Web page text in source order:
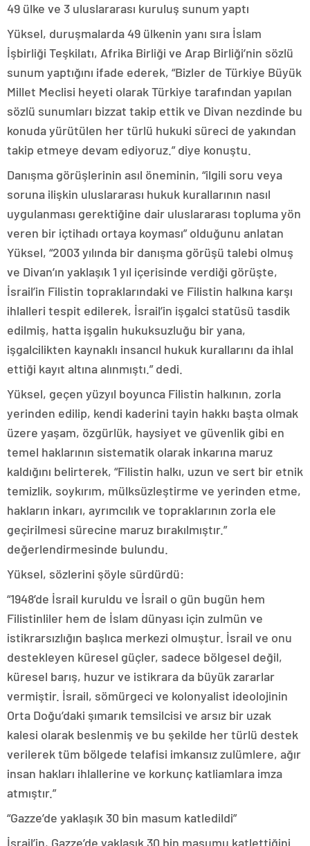
49 ülke ve 3 uluslararası kuruluş sunum yaptı
Yüksel, duruşmalarda 49 ülkenin yanı sıra İslam
İşbirliği Teşkilatı, Afrika Birliği ve Arap Birliği’nin sözlü
sunum yaptığını ifade ederek, “Bizler de Türkiye Büyük
Millet Meclisi heyeti olarak Türkiye tarafından yapılan
sözlü sunumları bizzat takip ettik ve Divan nezdinde bu
konuda yürütülen her türlü hukuki süreci de yakından
takip etmeye devam ediyoruz.” diye konuştu.
Danışma görüşlerinin asıl öneminin, “ilgili soru veya
soruna ilişkin uluslararası hukuk kurallarının nasıl
uygulanması gerektiğine dair uluslararası topluma yön
veren bir içtihadı ortaya koyması” olduğunu anlatan
Yüksel, “2003 yılında bir danışma görüşü talebi olmuş
ve Divan’ın yaklaşık 1 yıl içerisinde verdiği görüşte,
İsrail’in Filistin topraklarındaki ve Filistin halkına karşı
ihlalleri tespit edilerek, İsrail’in işgalci statüsü tasdik
edilmiş, hatta işgalin hukuksuzluğu bir yana,
işgalcilikten kaynaklı insancıl hukuk kurallarını da ihlal
ettiği kayıt altına alınmıştı.” dedi.
Yüksel, geçen yüzyıl boyunca Filistin halkının, zorla
yerinden edilip, kendi kaderini tayin hakkı başta olmak
üzere yaşam, özgürlük, haysiyet ve güvenlik gibi en
temel haklarının sistematik olarak inkarına maruz
kaldığını belirterek, “Filistin halkı, uzun ve sert bir etnik
temizlik, soykırım, mülksüzleştirme ve yerinden etme,
hakların inkarı, ayrımcılık ve topraklarının zorla ele
geçirilmesi sürecine maruz bırakılmıştır.”
değerlendirmesinde bulundu.
Yüksel, sözlerini şöyle sürdürdü:
“1948’de İsrail kuruldu ve İsrail o gün bugün hem
Filistinliler hem de İslam dünyası için zulmün ve
istikrarsızlığın başlıca merkezi olmuştur. İsrail ve onu
destekleyen küresel güçler, sadece bölgesel değil,
küresel barış, huzur ve istikrara da büyük zararlar
vermiştir. İsrail, sömürgeci ve kolonyalist ideolojinin
Orta Doğu’daki şımarık temsilcisi ve arsız bir uzak
kalesi olarak beslenmiş ve bu şekilde her türlü destek
verilerek tüm bölgede telafisi imkansız zulümlere, ağır
insan hakları ihlallerine ve korkunç katliamlara imza
atmıştır.”
“Gazze’de yaklaşık 30 bin masum katledildi”
İsrail’in, Gazze’de yaklaşık 30 bin masumu katlettiğini